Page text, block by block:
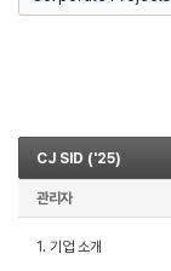
CJ SID ('25)
관리자
1. 기업 소개